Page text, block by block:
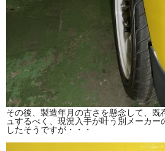
その後、製造年月の古さを懸念して、既
ュするべく、現況入手が叶う別メーカ
したそうですが・・・